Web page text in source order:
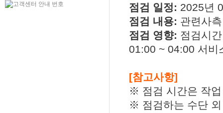
점검 일정: 2025년
점검 내용: 관련사
점검 영향: 점검시
01:00 ~ 04:00 서비
[참고사항]
※ 점검 시간은 작
※ 점검하는 수단